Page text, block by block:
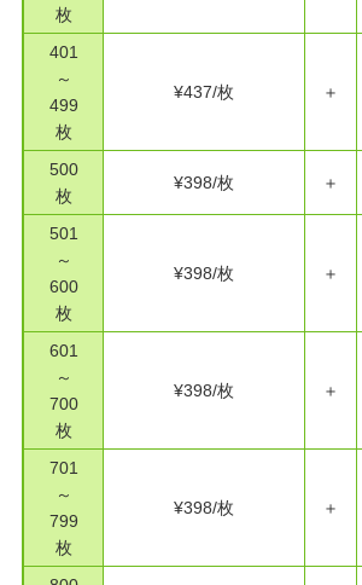
枚
401
～
499
枚
¥437/枚 ＋
500
枚
¥398/枚 ＋
501
～
600
枚
¥398/枚 ＋
601
～
700
枚
¥398/枚 ＋
701
～
799
枚
¥398/枚 ＋